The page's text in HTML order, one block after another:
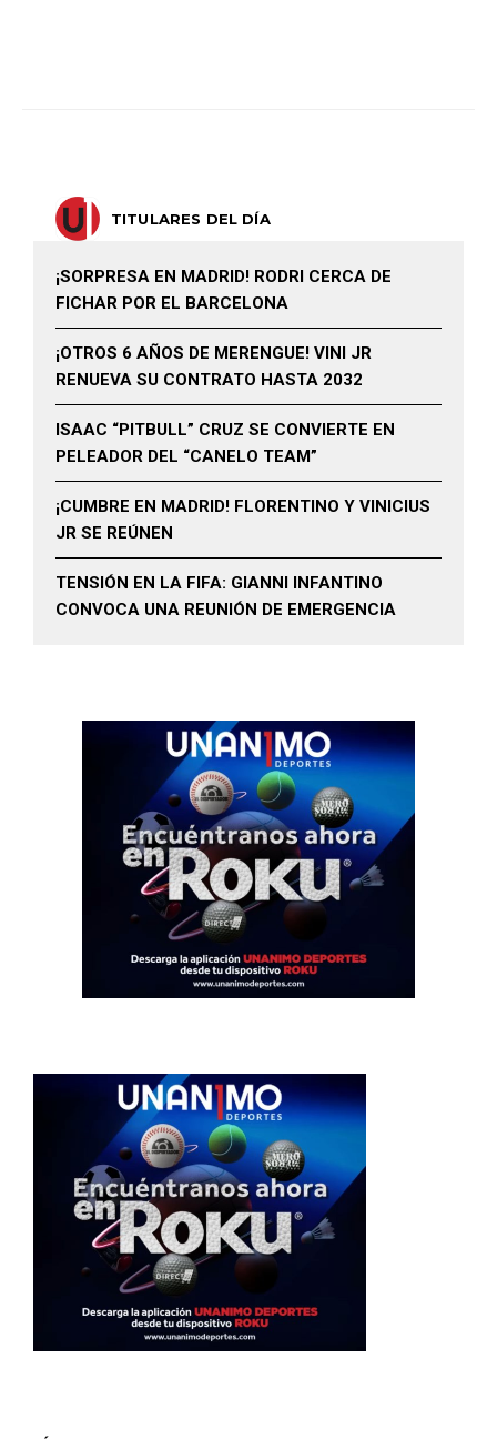
TITULARES DEL DÍA
¡SORPRESA EN MADRID! RODRI CERCA DE
FICHAR POR EL BARCELONA
¡OTROS 6 AÑOS DE MERENGUE! VINI JR
RENUEVA SU CONTRATO HASTA 2032
ISAAC “PITBULL” CRUZ SE CONVIERTE EN
PELEADOR DEL “CANELO TEAM”
¡CUMBRE EN MADRID! FLORENTINO Y VINICIUS
JR SE REÚNEN
TENSIÓN EN LA FIFA: GIANNI INFANTINO
CONVOCA UNA REUNIÓN DE EMERGENCIA